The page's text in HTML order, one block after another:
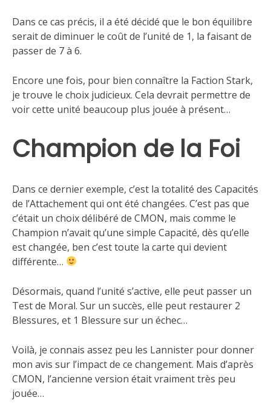
Dans ce cas précis, il a été décidé que le bon équilibre
serait de diminuer le coût de l’unité de 1, la faisant de
passer de 7 à 6.
Encore une fois, pour bien connaître la Faction Stark,
je trouve le choix judicieux. Cela devrait permettre de
voir cette unité beaucoup plus jouée à présent…
Champion de la Foi
Dans ce dernier exemple, c’est la totalité des Capacités
de l’Attachement qui ont été changées. C’est pas que
c’était un choix délibéré de CMON, mais comme le
Champion n’avait qu’une simple Capacité, dès qu’elle
est changée, ben c’est toute la carte qui devient
différente…
Désormais, quand l’unité s’active, elle peut passer un
Test de Moral. Sur un succès, elle peut restaurer 2
Blessures, et 1 Blessure sur un échec…
Voilà, je connais assez peu les Lannister pour donner
mon avis sur l’impact de ce changement. Mais d’après
CMON, l’ancienne version était vraiment très peu
jouée…